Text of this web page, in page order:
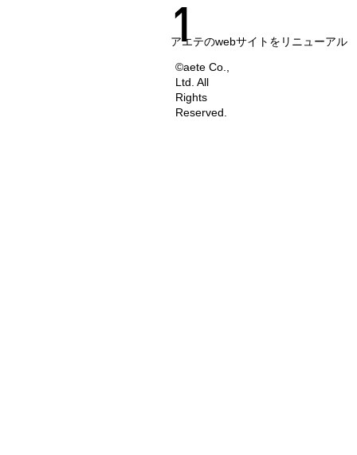
アエテのwebサイトをリニューアル
1
©aete Co.,
Ltd. All
Rights
Reserved.